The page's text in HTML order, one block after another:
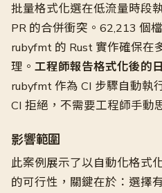
批量格式化選在低流量時段
PR 的合併衝突。62,213 個
rubyfmt 的 Rust 實作確保在
理。 工程師報告格式化後的
rubyfmt 作為 CI 步驟自動執
CI 拒絕，不需要工程師手動
影響範圍
此案例展示了以自動化格式
的可行性，關鍵在於：選擇